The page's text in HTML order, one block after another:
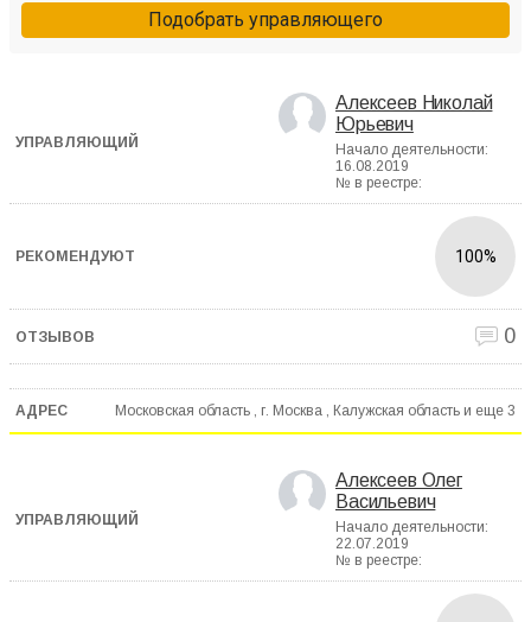
Подобрать управляющего
Алексеев Николай
Юрьевич
Начало деятельности:
16.08.2019
№ в реестре:
100%
0
Московская область , г. Москва , Калужская область и еще 3
Алексеев Олег
Васильевич
Начало деятельности:
22.07.2019
№ в реестре: